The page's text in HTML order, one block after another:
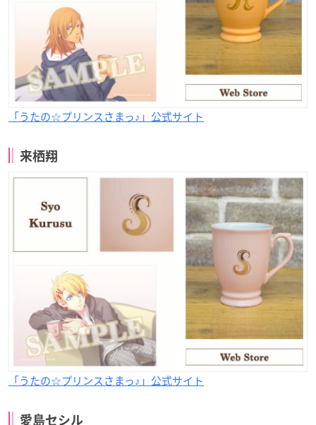
「うたの☆プリンスさまっ♪」公式サイト
来栖翔
「うたの☆プリンスさまっ♪」公式サイト
愛島セシル